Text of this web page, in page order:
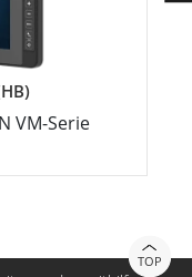
VM-Serie
TOP